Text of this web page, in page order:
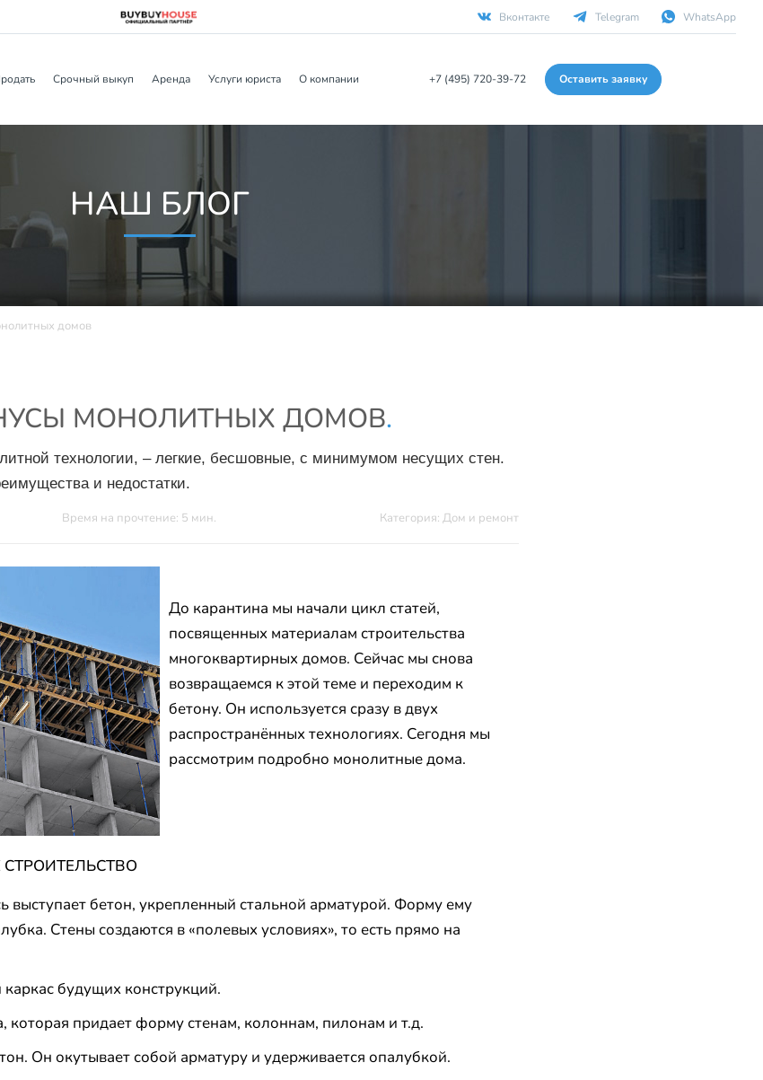
Вконтакте Telegram WhatsApp
Срочный выкуп Аренда Услуги юриста О компании +7 (495) 720-39-72 Оставить заявку
НАШ БЛОГ
домов
МОНОЛИТНЫХ ДОМОВ.
технологии, – легкие, бесшовные, с минимумом несущих стен.
и недостатки.
Время на прочтение: 5 мин. Категория: Дом и ремонт
До карантина мы начали цикл статей,
посвященных материалам строительства
многоквартирных домов. Сейчас мы снова
возвращаемся к этой теме и переходим к
бетону. Он используется сразу в двух
распространённых технологиях. Сегодня мы
рассмотрим подробно монолитные дома.
выступает бетон, укрепленный стальной арматурой. Форму ему
Стены создаются в «полевых условиях», то есть прямо на
будущих конструкций.
которая придает форму стенам, колоннам, пилонам и т.д.
Он окутывает собой арматуру и удерживается опалубкой.